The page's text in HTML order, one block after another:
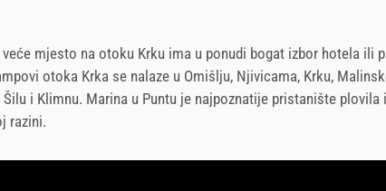
mjesto na otoku Krku ima u ponudi bogat izbor hotela ili
otoka Krka se nalaze u Omišlju, Njivicama, Krku,
Šilu i Klimnu. Marina u Puntu je najpoznatije pristanište plovila
razini.